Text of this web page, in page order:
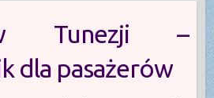
Tunezji –
dla pasażerów